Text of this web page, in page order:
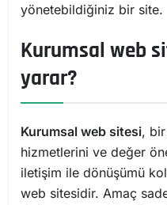
yönetebildiğiniz bir site.
Kurumsal web
yarar?
Kurumsal web sitesi, bir
hizmetlerini ve değer
iletişim ile dönüşümü
web sitesidir. Amaç